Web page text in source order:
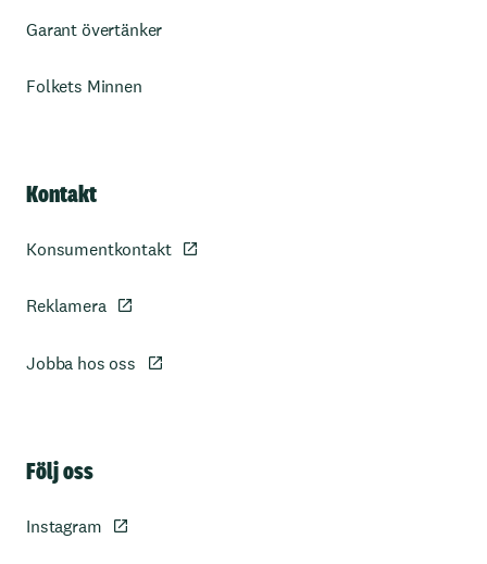
Garant övertänker
Folkets Minnen
Kontakt
Konsumentkontakt
Reklamera
Jobba hos oss
Följ oss
Instagram